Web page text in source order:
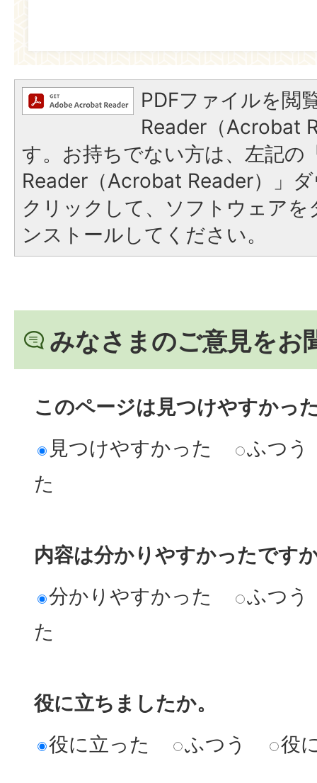
PDFファイルを閲
Reader（Acrobat
す。お持ちでない方は、左記の
Reader（Acrobat Reader）」
クリックして、ソフトウェア
ンストールしてください。
みなさまのご意見をお
このページは見つけやすかっ
見つけやすかった
ふつう
た
内容は分かりやすかったです
分かりやすかった
ふつう
た
役に立ちましたか。
役に立った
ふつう 役